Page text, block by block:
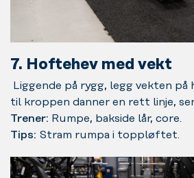
7. Hoftehev med vekt
Liggende på rygg, legg vekten
til kroppen danner en rett linje,
Trener: Rumpe, bakside lår, core.
Tips: Stram rumpa i toppløftet.